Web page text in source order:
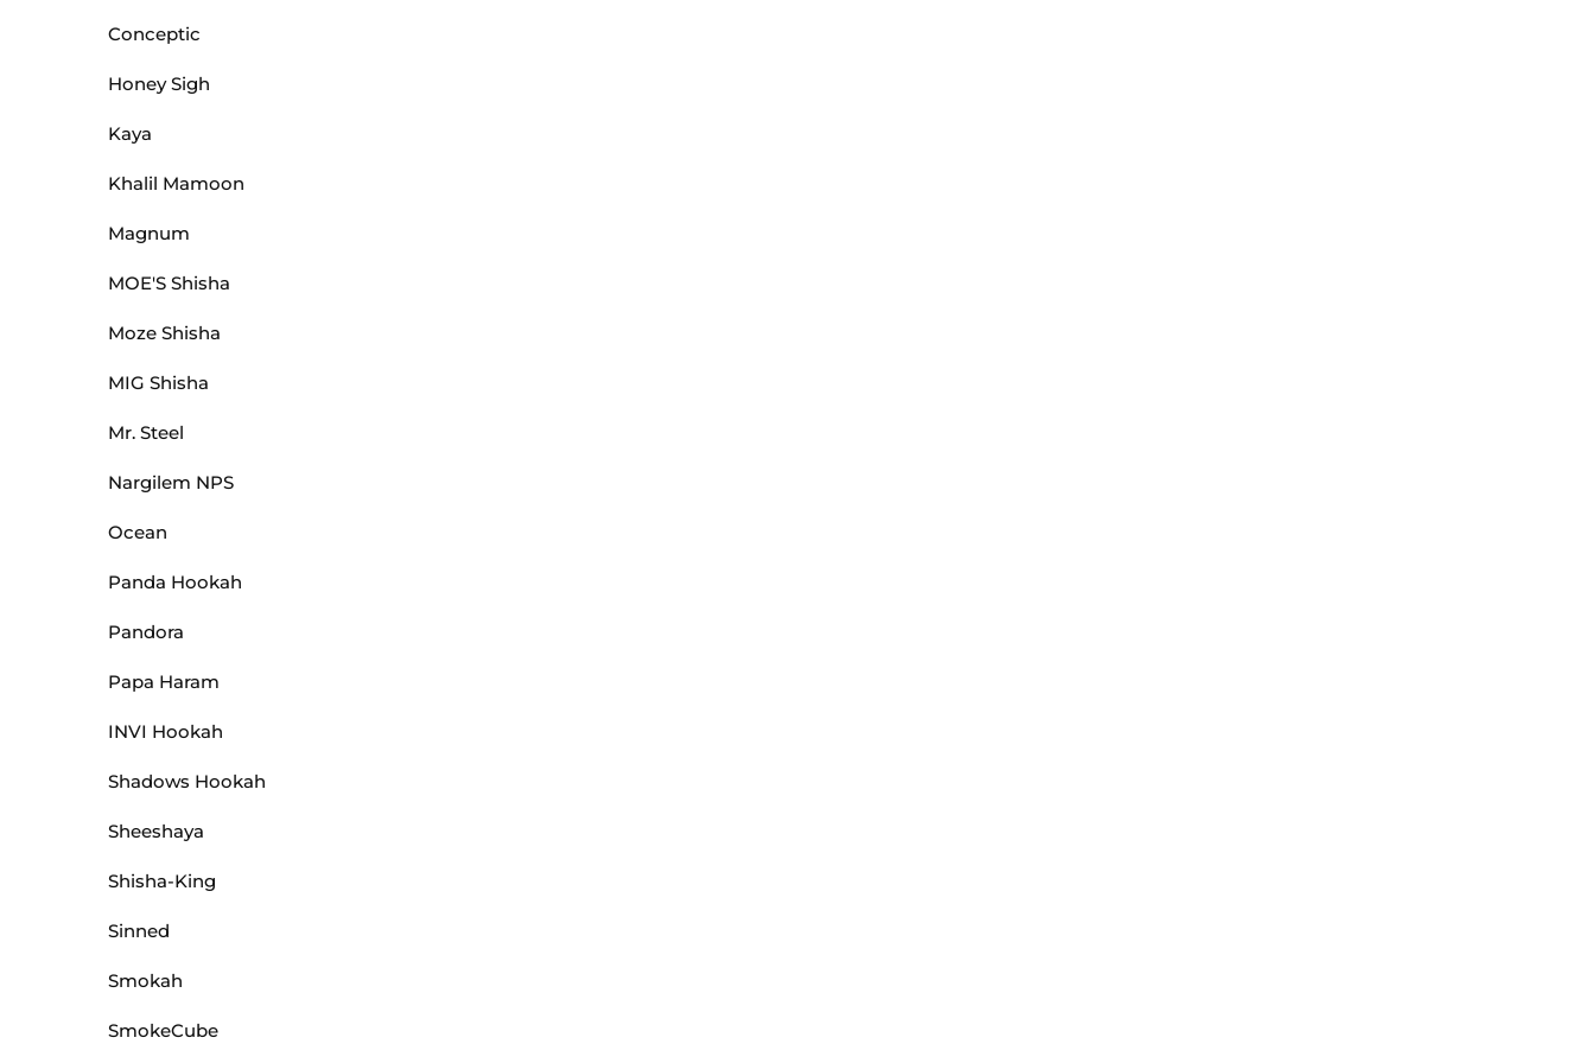
Conceptic
Honey Sigh
Kaya
Khalil Mamoon
Magnum
MOE'S Shisha
Moze Shisha
MIG Shisha
Mr. Steel
Nargilem NPS
Ocean
Panda Hookah
Pandora
Papa Haram
INVI Hookah
Shadows Hookah
Sheeshaya
Shisha-King
Sinned
Smokah
SmokeCube